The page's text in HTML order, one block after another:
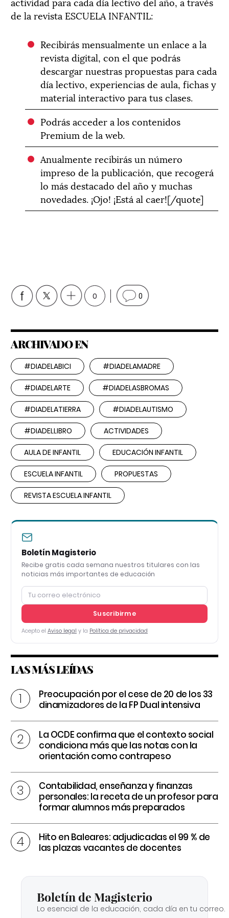
de la revista ESCUELA INFANTIL:
Recibirás mensualmente un enlace a la
revista digital, con el que podrás
descargar nuestras propuestas para cada
día lectivo, experiencias de aula, fichas y
material interactivo para tus clases.
Podrás acceder a los contenidos
Premium de la web.
Anualmente recibirás un número
impreso de la publicación, que recogerá
lo más destacado del año y muchas
novedades. ¡Ojo! ¡Está al caer![/quote]
0 0
ARCHIVADO EN
#DIADELABICI #DIADELAMADRE
#DIADELARTE #DIADELASBROMAS
#DIADELATIERRA #DIADELAUTISMO
#DIADELLIBRO ACTIVIDADES
AULA DE INFANTIL EDUCACIÓN INFANTIL
ESCUELA INFANTIL PROPUESTAS
REVISTA ESCUELA INFANTIL
Boletín Magisterio
Recibe gratis cada semana nuestros titulares con las
noticias más importantes de educación
Suscribirme
Acepto el Aviso legal y la Política de privacidad
LAS MÁS LEÍDAS
Preocupación por el cese de 20 de los 33
dinamizadores de la FP Dual intensiva
La OCDE confirma que el contexto social
condiciona más que las notas con la
orientación como contrapeso
Contabilidad, enseñanza y finanzas
personales: la receta de un profesor para
formar alumnos más preparados
Hito en Baleares: adjudicadas el 99 % de
las plazas vacantes de docentes
Boletín de Magisterio
Lo esencial de la educación, cada día en tu correo.